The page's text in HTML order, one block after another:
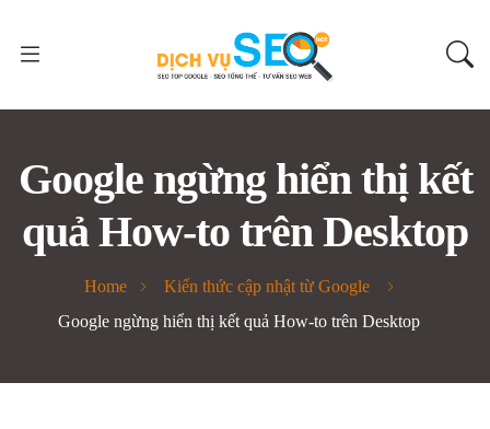
Google ngừng hiển thị kết
quả How-to trên Desktop
Home
Kiến thức cập nhật từ Google
Google ngừng hiển thị kết quả How-to trên Desktop